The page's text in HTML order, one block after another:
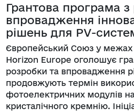
Грантова програма з
впровадження
рішень для PV-
Європейський Союз у
Horizon Europe оголошує
розробки та впровадження
продовжують термін
фотоелектричних модулів
кристалічного кремнію.